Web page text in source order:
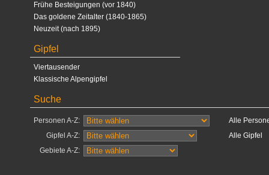
Frühe Besteigungen (vor 1840)
Das goldene Zeitalter (1840-1865)
Neuzeit (nach 1895)
Gipfel
Viertausender
Klassische Alpengipfel
Suche
Personen A-Z:
Alle
Gipfel A-Z:
Alle Gipfel
Gebiete A-Z: